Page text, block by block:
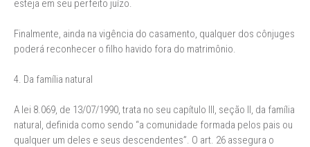
esteja em seu perfeito juízo.
Finalmente, ainda na vigência do casamento, qualquer dos cônjuges
poderá reconhecer o filho havido fora do matrimônio.
4. Da família natural
A lei 8.069, de 13/07/1990, trata no seu capítulo III, seção II, da família
natural, definida como sendo “a comunidade formada pelos pais ou
qualquer um deles e seus descendentes”. O art. 26 assegura o